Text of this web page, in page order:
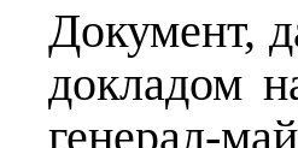
Документ,
докладом
генерал-